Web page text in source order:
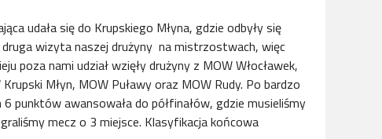
udała się do Krupskiego Młyna, gdzie odbyły się
wizyta naszej drużyny na mistrzostwach, więc
poza nami udział wzięły drużyny z MOW Włocławek,
Młyn, MOW Puławy oraz MOW Rudy. Po bardzo
punktów awansowała do półfinałów, gdzie musieliśmy
mecz o 3 miejsce. Klasyfikacja końcowa